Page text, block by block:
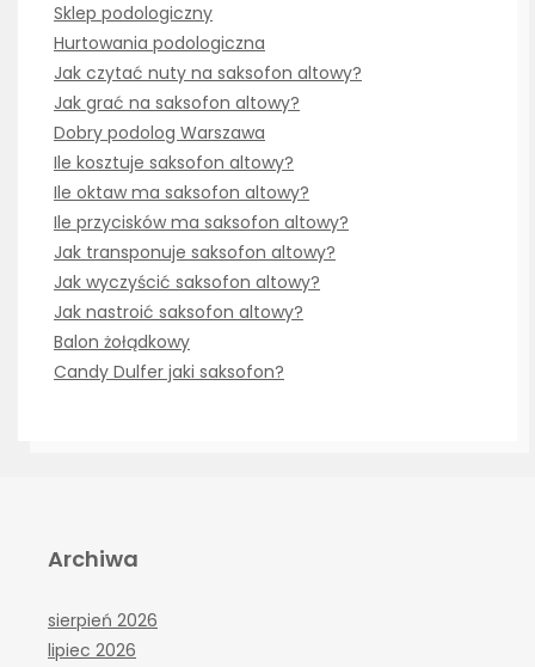
Sklep podologiczny
Hurtowania podologiczna
Jak czytać nuty na saksofon altowy?
Jak grać na saksofon altowy?
Dobry podolog Warszawa
Ile kosztuje saksofon altowy?
Ile oktaw ma saksofon altowy?
Ile przycisków ma saksofon altowy?
Jak transponuje saksofon altowy?
Jak wyczyścić saksofon altowy?
Jak nastroić saksofon altowy?
Balon żołądkowy
Candy Dulfer jaki saksofon?
Archiwa
sierpień 2026
lipiec 2026